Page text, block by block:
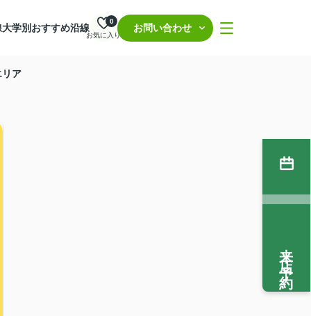
大学別おすすめ沿線
お気に入り
0
お問い合わせ
リア
来店予約